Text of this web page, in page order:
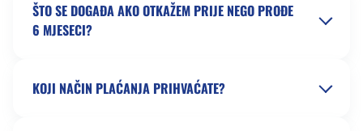
ŠTO SE DOGAĐA AKO OTKAŽEM PRIJE NEGO PROĐE
6 MJESECI?
KOJI NAČIN PLAĆANJA PRIHVAĆATE?